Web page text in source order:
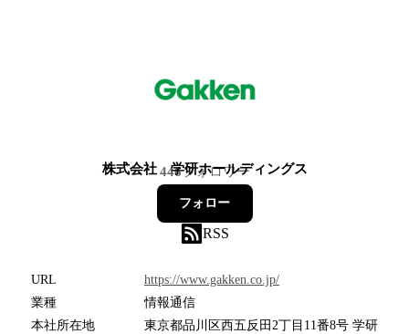
株式会社 学研ホールディングス
446フォロワー
フォロー
RSS
URL
https://www.gakken.co.jp/
業種
情報通信
本社所在地
東京都品川区西五反田2丁目11番8号 学研